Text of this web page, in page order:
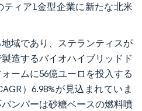
ティア1金型企業に新たな北米
域であり、ステランティスが
造するバイオハイブリッドド
ームに56億ユーロを投入する
）6.98%が見込まれていま
ンパーは砂糖ベースの燃料噴